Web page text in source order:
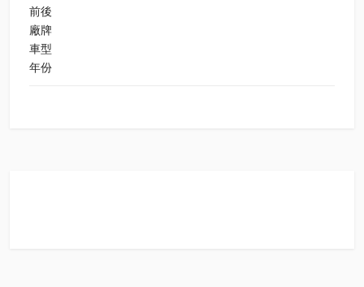
前後
廠牌
車型
年份